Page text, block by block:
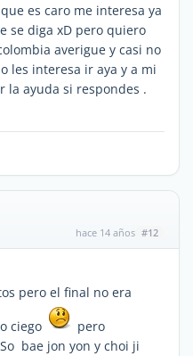
es caro me interesa ya
se diga xD pero quiero
averigue y casi no
les interesa ir aya y a mi
la ayuda si respondes .
hace 14 años #12
pero el final no era
ciego
pero
bae jon yon y choi ji